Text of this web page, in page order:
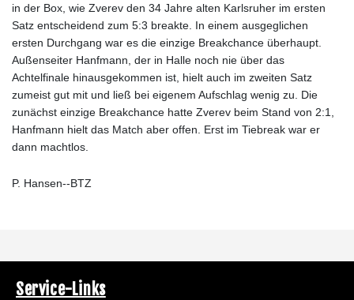
in der Box, wie Zverev den 34 Jahre alten Karlsruher im ersten
Satz entscheidend zum 5:3 breakte. In einem ausgeglichen
ersten Durchgang war es die einzige Breakchance überhaupt.
Außenseiter Hanfmann, der in Halle noch nie über das
Achtelfinale hinausgekommen ist, hielt auch im zweiten Satz
zumeist gut mit und ließ bei eigenem Aufschlag wenig zu. Die
zunächst einzige Breakchance hatte Zverev beim Stand von 2:1,
Hanfmann hielt das Match aber offen. Erst im Tiebreak war er
dann machtlos.
P. Hansen--BTZ
Service-Links